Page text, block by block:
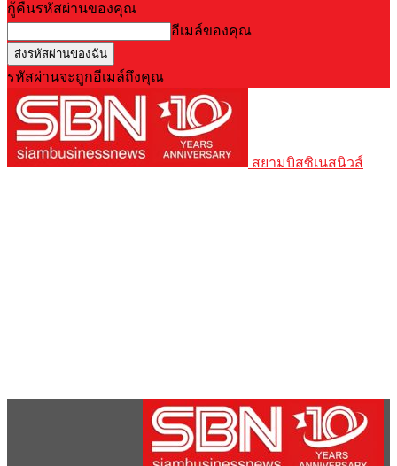
กู้คืนรหัสผ่านของคุณ
อีเมล์ของคุณ
รหัสผ่านจะถูกอีเมล์ถึงคุณ
สยามบิสซิเนสนิวส์